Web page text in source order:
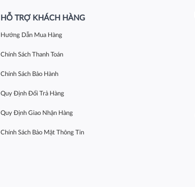
HỖ TRỢ KHÁCH HÀNG
Hướng Dẫn Mua Hàng
Chính Sách Thanh Toán
Chính Sách Bảo Hành
Quy Định Đổi Trả Hàng
Quy Định Giao Nhận Hàng
Chính Sách Bảo Mật Thông Tin